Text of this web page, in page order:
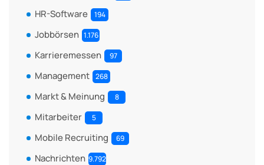
HR-Software 194
Jobbörsen 1.176
Karrieremessen 97
Management 268
Markt & Meinung 8
Mitarbeiter 5
Mobile Recruiting 69
Nachrichten 9.792